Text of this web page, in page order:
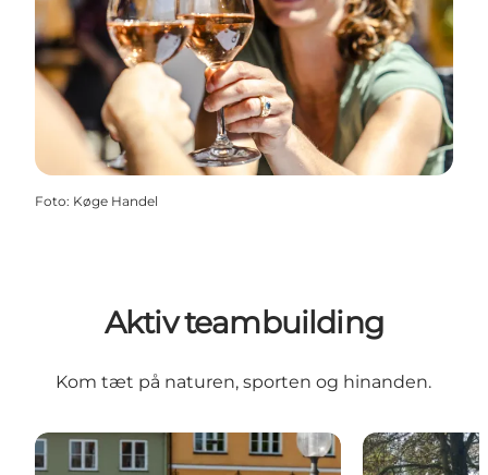
Foto: Køge Handel
Aktiv teambuilding
Kom tæt på naturen, sporten og hinanden.
Oplev Køge med en lokal guide Kanotur på